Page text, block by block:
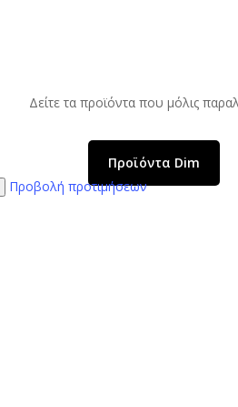
Προβολή προτιμήσεων
Δείτε τα προϊόντα που μόλις
Προϊόντα Dim